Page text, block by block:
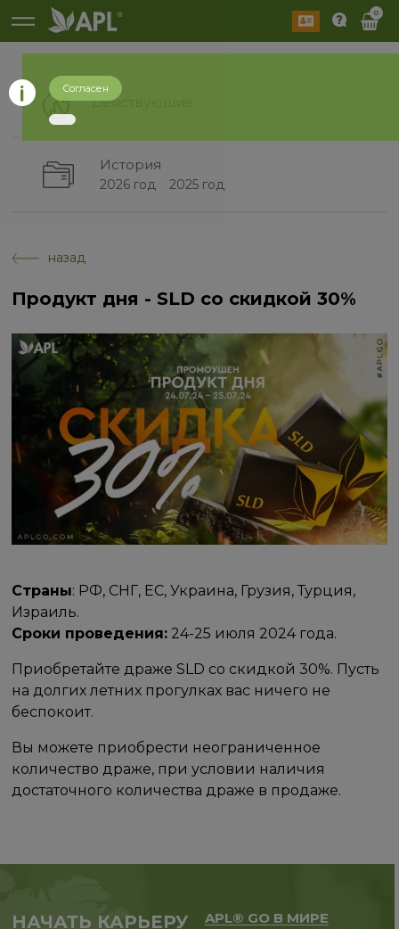
0
Действующие
История
2026 год 2025 год
назад
Продукт дня - SLD со скидкой 30%
Страны: РФ, СНГ, ЕС, Украина, Грузия, Турция,
Израиль.
Сроки проведения: 24-25 июля 2024 года.
Приобретайте драже SLD со скидкой 30%. Пусть
на долгих летних прогулках вас ничего не
беспокоит.
Вы можете приобрести неограниченное
количество драже, при условии наличия
достаточного количества драже в продаже.
НАЧАТЬ КАРЬЕРУ
APL® GO В МИРЕ
Согласен